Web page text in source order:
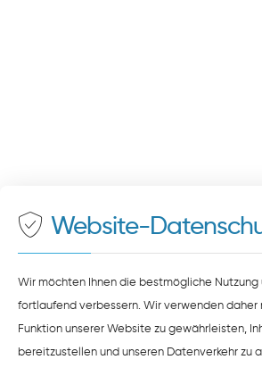
Website-
Wir möchten Ihnen die bestmögliche
fortlaufend verbessern. Wir verwenden
Funktion unserer Website zu gewährleisten,
bereitzustellen und unseren Datenverkehr